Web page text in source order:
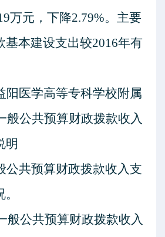
万元， 下降2.79%。主要
基本建设支出较2016年有
阳医学高等专科学校附属
般公共预算财政拨款收入
明
公共预算财政拨款收入支
般公共预算财政拨款收入